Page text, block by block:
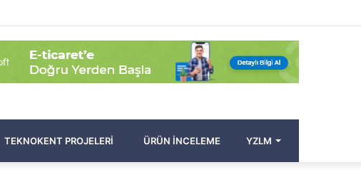
yap
...
Bölmesi
Makale
Ol
TEKNOKENT PROJELERI ÜRÜN İNCELEME YZLM